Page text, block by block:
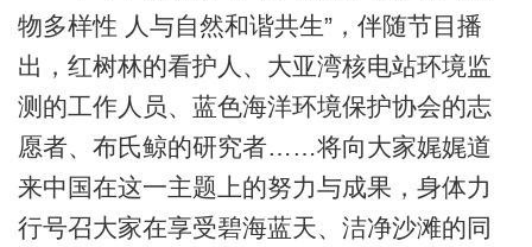
物多样性 人与自然和谐共生”，伴随节目播
出，红树林的看护人、大亚湾核电站环境监
测的工作人员、蓝色海洋环境保护协会的志
愿者、布氏鲸的研究者……将向大家娓娓道
来中国在这一主题上的努力与成果，身体力
行号召大家在享受碧海蓝天、洁净沙滩的同